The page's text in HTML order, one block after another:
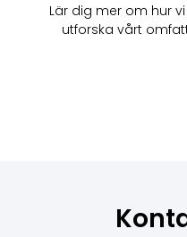
Lär dig mer om hur
utforska vårt